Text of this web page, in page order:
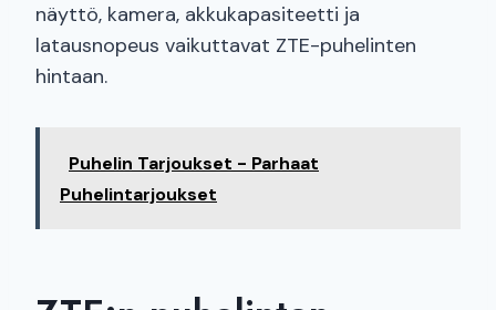
näyttö, kamera, akkukapasiteetti ja
latausnopeus vaikuttavat ZTE-puhelinten
hintaan.
Puhelin Tarjoukset - Parhaat
Puhelintarjoukset